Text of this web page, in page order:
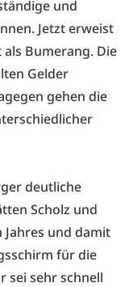
und
Jetzt erweist
Bumerang. Die
Gelder
gehen die
deutliche
Scholz und
und damit
für die
sei sehr schnell